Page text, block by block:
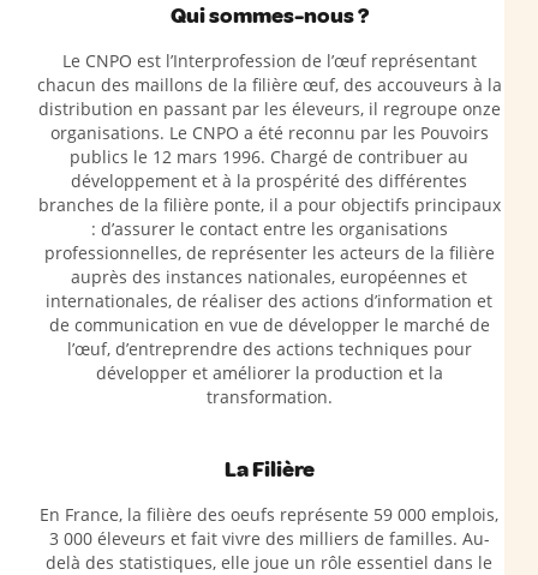
Qui sommes-nous ?
Le CNPO est l’Interprofession de l’œuf représentant
chacun des maillons de la filière œuf, des accouveurs à la
distribution en passant par les éleveurs, il regroupe onze
organisations. Le CNPO a été reconnu par les Pouvoirs
publics le 12 mars 1996. Chargé de contribuer au
développement et à la prospérité des différentes
branches de la filière ponte, il a pour objectifs principaux
: d’assurer le contact entre les organisations
professionnelles, de représenter les acteurs de la filière
auprès des instances nationales, européennes et
internationales, de réaliser des actions d’information et
de communication en vue de développer le marché de
l’œuf, d’entreprendre des actions techniques pour
développer et améliorer la production et la
transformation.
La Filière
En France, la filière des oeufs représente 59 000 emplois,
3 000 éleveurs et fait vivre des milliers de familles. Au-
delà des statistiques, elle joue un rôle essentiel dans le